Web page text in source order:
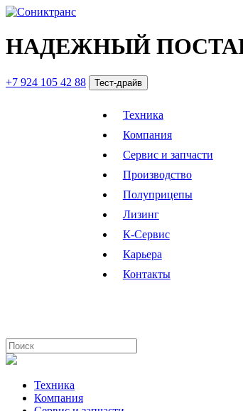
НАДЕЖНЫЙ
+7 924 105 42 88 Тест-драйв
Техника
Компания
Сервис и запчасти
Производство
Полуприцепы
Лизинг
К-Сервис
Карьера
Контакты
Техника
Компания